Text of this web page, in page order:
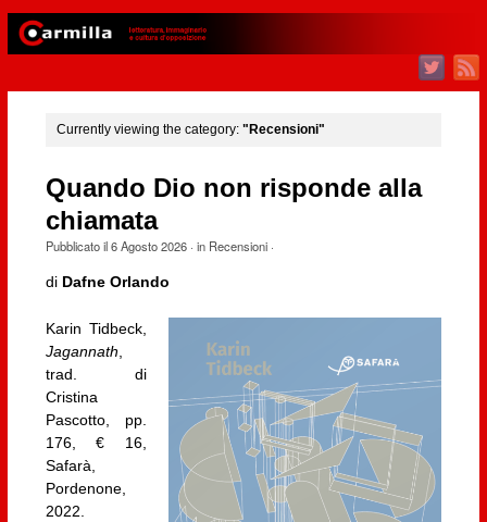
Currently viewing the category: "Recensioni"
Quando Dio non risponde alla
chiamata
Pubblicato il6 Agosto 2026· in Recensioni·
di Dafne Orlando
Karin Tidbeck,
Jagannath,
trad. di
Cristina
Pascotto, pp.
176, € 16,
Safarà,
Pordenone,
2022.